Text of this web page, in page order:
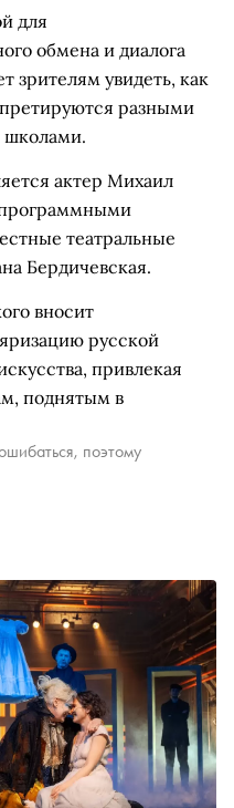
для
обмена и диалога
зрителям увидеть, как
разными
школами.
актер Михаил
театральные
Бердичевская.
вносит
русской
привлекая
поднятым в
поэтому